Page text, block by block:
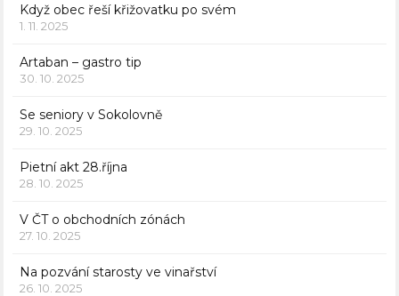
Když obec řeší křižovatku po svém
1. 11. 2025
Artaban – gastro tip
30. 10. 2025
Se seniory v Sokolovně
29. 10. 2025
Pietní akt 28.října
28. 10. 2025
V ČT o obchodních zónách
27. 10. 2025
Na pozvání starosty ve vinařství
26. 10. 2025